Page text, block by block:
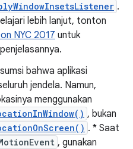
.
lebih lanjut, tonton
NYC 2017 untuk
bahwa aplikasi
jendela. Namun,
menggunakan
, bukan
. * Saat
, gunakan